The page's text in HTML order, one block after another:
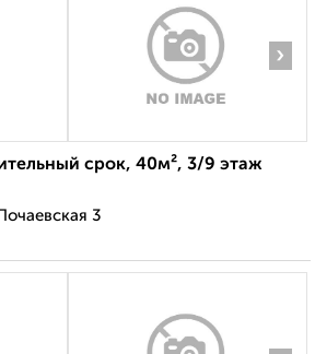
›
срок, 40м², 3/9 этаж
3